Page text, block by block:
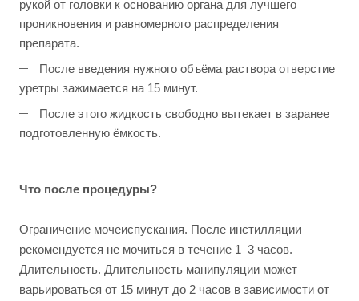
рукой от головки к основанию органа для лучшего
проникновения и равномерного распределения
препарата.
После введения нужного объёма раствора отверстие
уретры зажимается на 15 минут.
После этого жидкость свободно вытекает в заранее
подготовленную ёмкость.
Что после процедуры?
Ограничение мочеиспускания. После инстилляции
рекомендуется не мочиться в течение 1–3 часов.
Длительность. Длительность манипуляции может
варьироваться от 15 минут до 2 часов в зависимости от